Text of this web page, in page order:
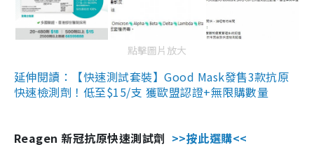
點擊圖片放大
延伸閱讀：【快速測試套裝】Good Mask發售3款抗原
快速檢測劑！低至$15/支 獲歐盟認證+無限購數量
Reagen 新冠抗原快速測試劑 >>按此選購<<